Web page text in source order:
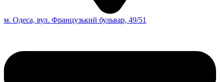
м. Одеса, вул. Французький бульвар, 49/51